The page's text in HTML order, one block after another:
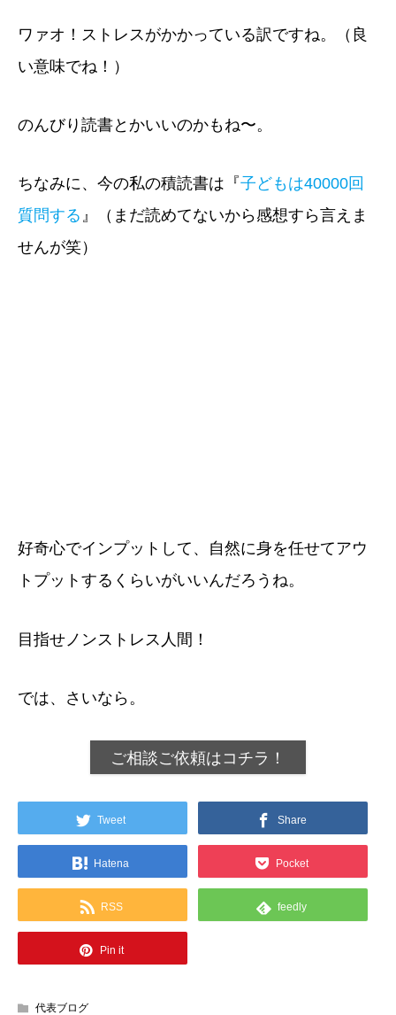
ワァオ！ストレスがかかっている訳ですね。（良
い意味でね！）
のんびり読書とかいいのかもね〜。
ちなみに、今の私の積読書は『子どもは40000回
質問する 』（まだ読めてないから感想すら言えま
せんが笑）
好奇心でインプットして、自然に身を任せてアウ
トプットするくらいがいいんだろうね。
目指せノンストレス人間！
では、さいなら。
ご相談ご依頼はコチラ！
Tweet Share
Hatena Pocket
RSS feedly
Pin it
代表ブログ